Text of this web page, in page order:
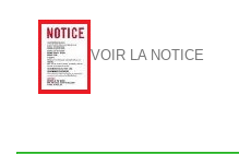
VOIR LA NOTICE